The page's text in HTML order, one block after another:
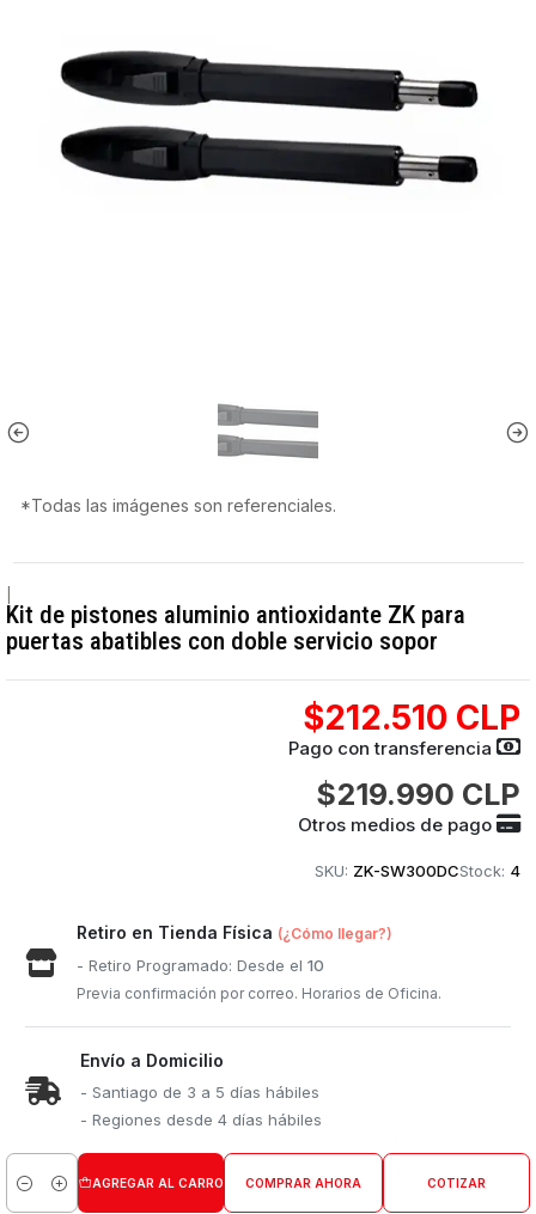
*Todas las imágenes son referenciales.
Kit de pistones aluminio antioxidante ZK para
puertas abatibles con doble servicio sopor
$212.510 CLP
Pago con transferencia
$219.990 CLP
Otros medios de pago
SKU: ZK-SW300DCStock: 4
Retiro en Tienda Física (¿Cómo llegar?)
- Retiro Programado: Desde el10
Previa confirmación por correo. Horarios de Oficina.
Envío a Domicilio
- Santiago de 3 a 5 días hábiles
- Regiones desde 4 días hábiles
Cantidad
AGREGAR AL CARRO COMPRAR AHORA COTIZAR